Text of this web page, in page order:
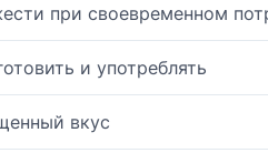
при своевременном
и употреблять
вкус